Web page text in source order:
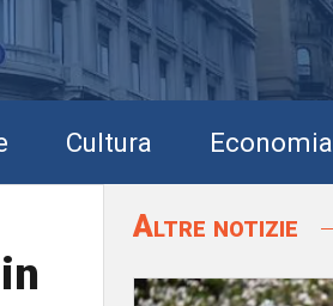
Cultura Economia
Altre notizie